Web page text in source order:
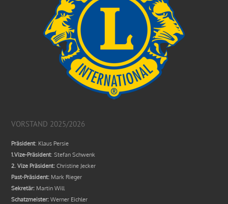
VORSTAND 2025/2026
Präsident: Klaus Persie
1.Vize-Präsident: Stefan Schwenk
2. Vize Präsident: Christine Jecker
Past-Präsident: Mark Rieger
Sekretär: Martin Will
Schatzmeister: Werner Eichler